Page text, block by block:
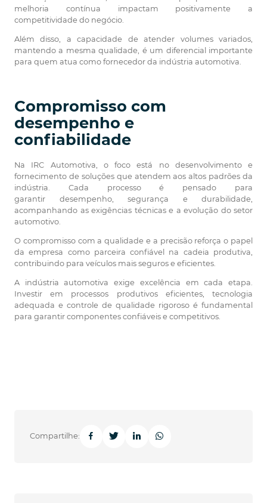
melhoria contínua impactam positivamente a
competitividade do negócio.
Além disso, a capacidade de atender volumes variados,
mantendo a mesma qualidade, é um diferencial importante
para quem atua como fornecedor da indústria automotiva.
Compromisso com
desempenho e
confiabilidade
Na IRC Automotiva, o foco está no desenvolvimento e
fornecimento de soluções que atendem aos altos padrões da
indústria. Cada processo é pensado para
garantir desempenho, segurança e durabilidade,
acompanhando as exigências técnicas e a evolução do setor
automotivo.
O compromisso com a qualidade e a precisão reforça o papel
da empresa como parceira confiável na cadeia produtiva,
contribuindo para veículos mais seguros e eficientes.
A indústria automotiva exige excelência em cada etapa.
Investir em processos produtivos eficientes, tecnologia
adequada e controle de qualidade rigoroso é fundamental
para garantir componentes confiáveis e competitivos.
Compartilhe: